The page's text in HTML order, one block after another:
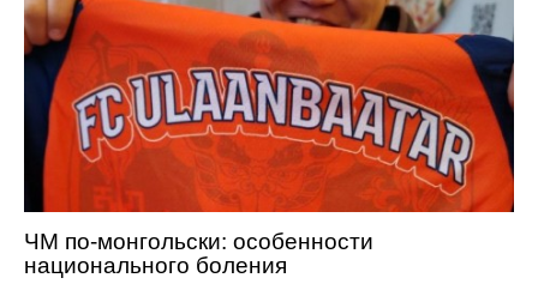
ЧМ по-монгольски: особенности
национального боления